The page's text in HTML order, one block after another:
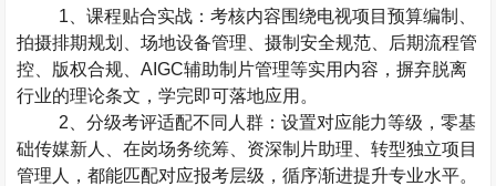
1 、课程贴合实战：考核内容围绕电视项目预算编制、
拍摄排期规划、场地设备管理、摄制安全规范、后期流程管
控、版权合规、AIGC辅助制片管理等实用内容，摒弃脱离
行业的理论条文，学完即可落地应用。
2 、分级考评适配不同人群：设置对应能力等级，零基
础传媒新人、在岗场务统筹、资深制片助理、转型独立项目
管理人，都能匹配对应报考层级，循序渐进提升专业水平。